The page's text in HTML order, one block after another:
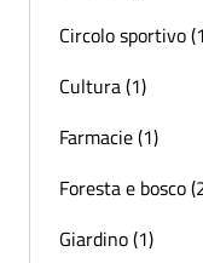
Circolo sportivo
Cultura (1)
Farmacie (1)
Foresta e bosco
Giardino (1)